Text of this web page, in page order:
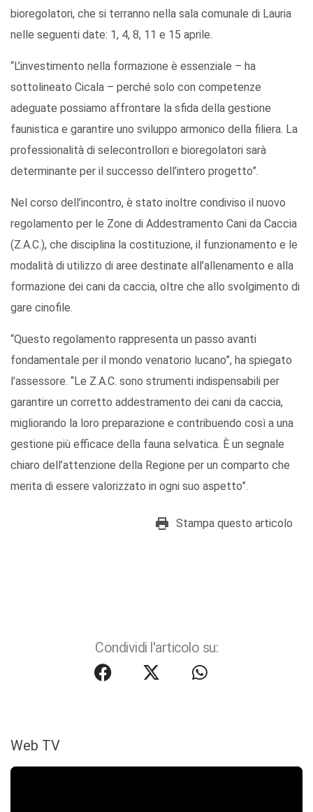
bioregolatori, che si terranno nella sala comunale di Lauria
nelle seguenti date: 1, 4, 8, 11 e 15 aprile.
“L’investimento nella formazione è essenziale – ha
sottolineato Cicala – perché solo con competenze
adeguate possiamo affrontare la sfida della gestione
faunistica e garantire uno sviluppo armonico della filiera. La
professionalità di selecontrollori e bioregolatori sarà
determinante per il successo dell’intero progetto”.
Nel corso dell’incontro, è stato inoltre condiviso il nuovo
regolamento per le Zone di Addestramento Cani da Caccia
(Z.A.C.), che disciplina la costituzione, il funzionamento e le
modalità di utilizzo di aree destinate all’allenamento e alla
formazione dei cani da caccia, oltre che allo svolgimento di
gare cinofile.
“Questo regolamento rappresenta un passo avanti
fondamentale per il mondo venatorio lucano”, ha spiegato
l’assessore. “Le Z.A.C. sono strumenti indispensabili per
garantire un corretto addestramento dei cani da caccia,
migliorando la loro preparazione e contribuendo così a una
gestione più efficace della fauna selvatica. È un segnale
chiaro dell’attenzione della Regione per un comparto che
merita di essere valorizzato in ogni suo aspetto”.
Stampa questo articolo
Condividi l'articolo su:
Web TV